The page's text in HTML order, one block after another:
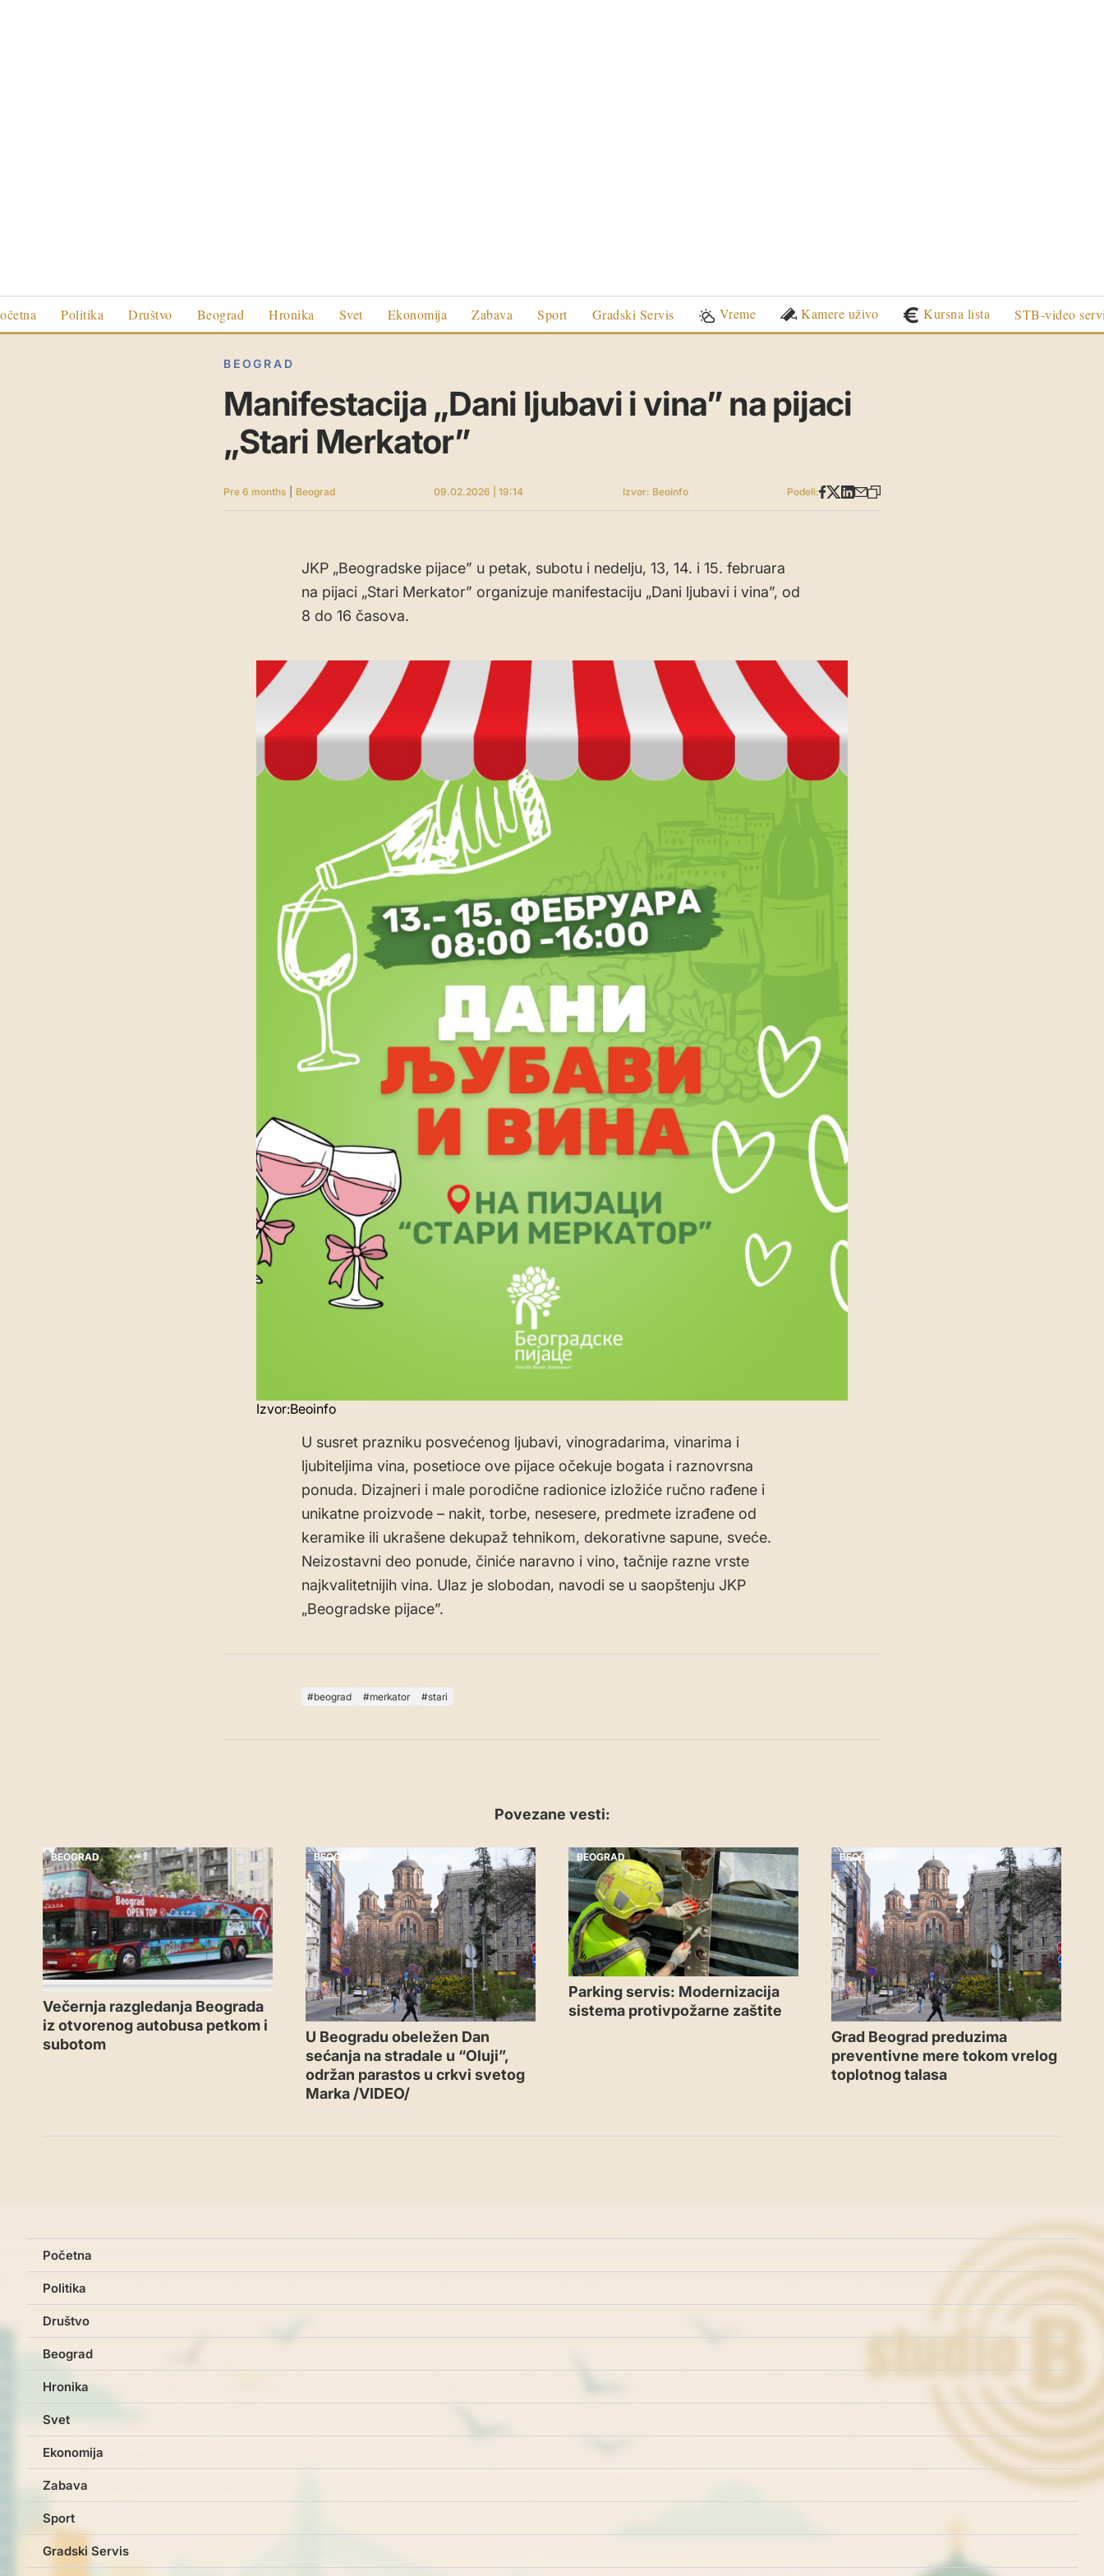
Politika Društvo Beograd Hronika Svet Ekonomija Zabava Sport Gradski Servis Vreme Kamere uživo Kursna lista STB-video
BEOGRAD
Manifestacija „Dani ljubavi i vina” na pijaci
„Stari Merkator”
Pre 6 months Beograd 09.02.2026 | 19:14 Izvor: Beoinfo Podeli:
JKP „Beogradske pijace” u petak, subotu i nedelju, 13, 14. i 15. februara
na pijaci „Stari Merkator” organizuje manifestaciju „Dani ljubavi i vina”, od
8 do 16 časova.
Izvor:Beoinfo
U susret prazniku posvećenog ljubavi, vinogradarima, vinarima i
ljubiteljima vina, posetioce ove pijace očekuje bogata i raznovrsna
ponuda. Dizajneri i male porodične radionice izložiće ručno rađene i
unikatne proizvode – nakit, torbe, nesesere, predmete izrađene od
keramike ili ukrašene dekupaž tehnikom, dekorativne sapune, sveće.
Neizostavni deo ponude, činiće naravno i vino, tačnije razne vrste
najkvalitetnijih vina. Ulaz je slobodan, navodi se u saopštenju JKP
„Beogradske pijace”.
beograd merkator stari
Povezane vesti:
BEOGRAD
Večernja razgledanja Beograda
iz otvorenog autobusa petkom i
subotom
BEOGRAD
U Beogradu obeležen Dan
sećanja na stradale u “Oluji”,
održan parastos u crkvi svetog
Marka /VIDEO/
BEOGRAD
Parking servis: Modernizacija
sistema protivpožarne zaštite
BEOGRAD
Grad Beograd preduzima
preventivne mere tokom vrelog
toplotnog talasa
Početna
Politika
Društvo
Beograd
Hronika
Svet
Ekonomija
Zabava
Sport
Gradski Servis